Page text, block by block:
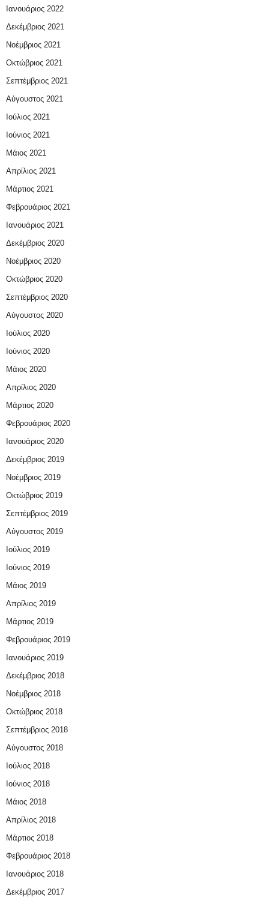
Ιανουάριος 2022
Δεκέμβριος 2021
Νοέμβριος 2021
Οκτώβριος 2021
Σεπτέμβριος 2021
Αύγουστος 2021
Ιούλιος 2021
Ιούνιος 2021
Μάιος 2021
Απρίλιος 2021
Μάρτιος 2021
Φεβρουάριος 2021
Ιανουάριος 2021
Δεκέμβριος 2020
Νοέμβριος 2020
Οκτώβριος 2020
Σεπτέμβριος 2020
Αύγουστος 2020
Ιούλιος 2020
Ιούνιος 2020
Μάιος 2020
Απρίλιος 2020
Μάρτιος 2020
Φεβρουάριος 2020
Ιανουάριος 2020
Δεκέμβριος 2019
Νοέμβριος 2019
Οκτώβριος 2019
Σεπτέμβριος 2019
Αύγουστος 2019
Ιούλιος 2019
Ιούνιος 2019
Μάιος 2019
Απρίλιος 2019
Μάρτιος 2019
Φεβρουάριος 2019
Ιανουάριος 2019
Δεκέμβριος 2018
Νοέμβριος 2018
Οκτώβριος 2018
Σεπτέμβριος 2018
Αύγουστος 2018
Ιούλιος 2018
Ιούνιος 2018
Μάιος 2018
Απρίλιος 2018
Μάρτιος 2018
Φεβρουάριος 2018
Ιανουάριος 2018
Δεκέμβριος 2017